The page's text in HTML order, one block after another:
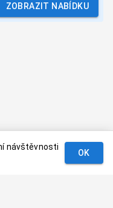
ZOBRAZIT NABÍDKU
návštěvnosti
OK